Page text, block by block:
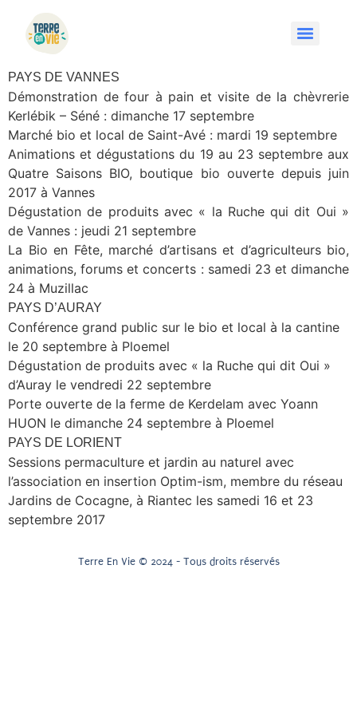
PAYS DE VANNES
Démonstration de four à pain et visite de la chèvrerie
Kerlébik – Séné : dimanche 17 septembre
Marché bio et local de Saint-Avé : mardi 19 septembre
Animations et dégustations du 19 au 23 septembre aux
Quatre Saisons BIO, boutique bio ouverte depuis juin
2017 à Vannes
Dégustation de produits avec « la Ruche qui dit Oui »
de Vannes : jeudi 21 septembre
La Bio en Fête, marché d’artisans et d’agriculteurs bio,
animations, forums et concerts : samedi 23 et dimanche
24 à Muzillac
PAYS D’AURAY
Conférence grand public sur le bio et local à la cantine
le 20 septembre à Ploemel
Dégustation de produits avec « la Ruche qui dit Oui »
d’Auray le vendredi 22 septembre
Porte ouverte de la ferme de Kerdelam avec Yoann
HUON le dimanche 24 septembre à Ploemel
PAYS DE LORIENT
Sessions permaculture et jardin au naturel avec
l’association en insertion Optim-ism, membre du réseau
Jardins de Cocagne, à Riantec les samedi 16 et 23
septembre 2017
Terre En Vie © 2024 - Tous droits réservés